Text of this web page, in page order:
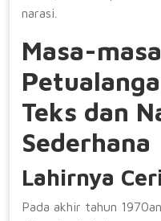
narasi.
Masa-
Teks dan
Sederhana
Lahirnya
Pada akhir tahun